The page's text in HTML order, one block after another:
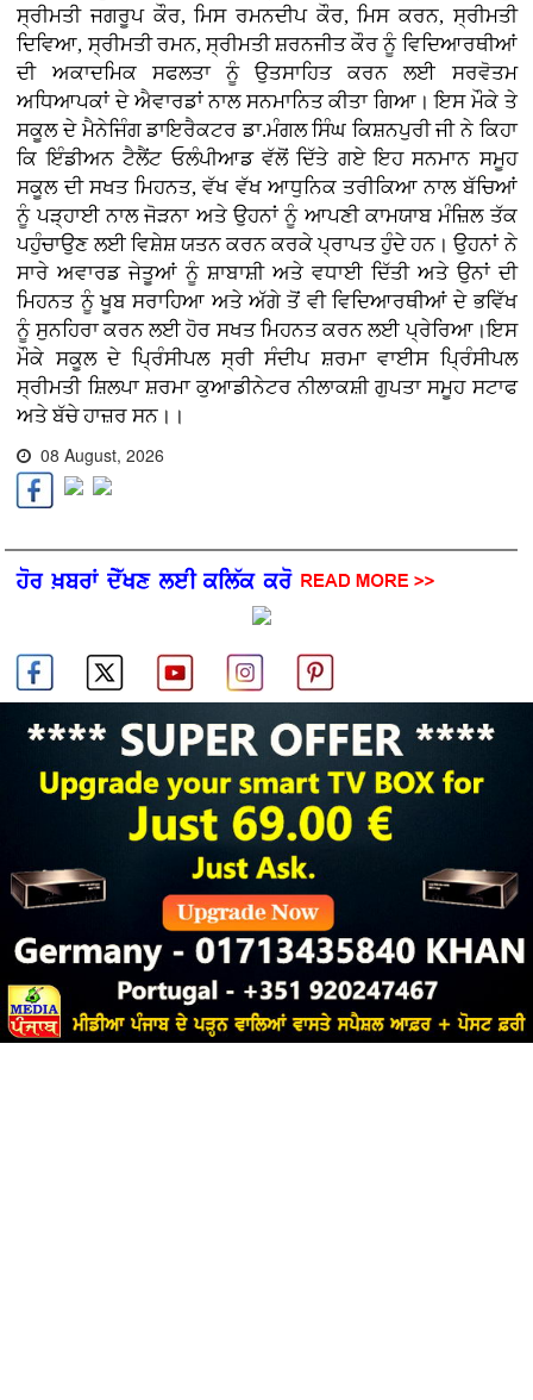
ਸ੍ਰੀਮਤੀ ਜਗਰੂਪ ਕੌਰ, ਮਿਸ ਰਮਨਦੀਪ ਕੌਰ, ਮਿਸ ਕਰਨ, ਸ੍ਰੀਮਤੀ
ਦਿਵਿਆ, ਸ੍ਰੀਮਤੀ ਰਮਨ, ਸ੍ਰੀਮਤੀ ਸ਼ਰਨਜੀਤ ਕੌਰ ਨੂੰ ਵਿਦਿਆਰਥੀਆਂ
ਦੀ ਅਕਾਦਮਿਕ ਸਫਲਤਾ ਨੂੰ ਉਤਸਾਹਿਤ ਕਰਨ ਲਈ ਸਰਵੋਤਮ
ਅਧਿਆਪਕਾਂ ਦੇ ਐਵਾਰਡਾਂ ਨਾਲ ਸਨਮਾਨਿਤ ਕੀਤਾ ਗਿਆ। ਇਸ ਮੌਕੇ ਤੇ
ਸਕੂਲ ਦੇ ਮੈਨੇਜਿੰਗ ਡਾਇਰੈਕਟਰ ਡਾ.ਮੰਗਲ ਸਿੰਘ ਕਿਸ਼ਨਪੁਰੀ ਜੀ ਨੇ ਕਿਹਾ
ਕਿ ਇੰਡੀਅਨ ਟੈਲੈਂਟ ਓਲੰਪੀਆਡ ਵੱਲੋਂ ਦਿੱਤੇ ਗਏ ਇਹ ਸਨਮਾਨ ਸਮੂਹ
ਸਕੂਲ ਦੀ ਸਖਤ ਮਿਹਨਤ, ਵੱਖ ਵੱਖ ਆਧੁਨਿਕ ਤਰੀਕਿਆ ਨਾਲ ਬੱਚਿਆਂ
ਨੂੰ ਪੜ੍ਹਾਈ ਨਾਲ ਜੋੜਨਾ ਅਤੇ ਉਹਨਾਂ ਨੂੰ ਆਪਣੀ ਕਾਮਯਾਬ ਮੰਜ਼ਿਲ ਤੱਕ
ਪਹੁੰਚਾਉਣ ਲਈ ਵਿਸ਼ੇਸ਼ ਯਤਨ ਕਰਨ ਕਰਕੇ ਪ੍ਰਾਪਤ ਹੁੰਦੇ ਹਨ। ਉਹਨਾਂ ਨੇ
ਸਾਰੇ ਅਵਾਰਡ ਜੇਤੂਆਂ ਨੂੰ ਸ਼ਾਬਾਸ਼ੀ ਅਤੇ ਵਧਾਈ ਦਿੱਤੀ ਅਤੇ ਉਨਾਂ ਦੀ
ਮਿਹਨਤ ਨੂੰ ਖੂਬ ਸਰਾਹਿਆ ਅਤੇ ਅੱਗੇ ਤੋਂ ਵੀ ਵਿਦਿਆਰਥੀਆਂ ਦੇ ਭਵਿੱਖ
ਨੂੰ ਸੁਨਹਿਰਾ ਕਰਨ ਲਈ ਹੋਰ ਸਖਤ ਮਿਹਨਤ ਕਰਨ ਲਈ ਪ੍ਰੇਰਿਆ।ਇਸ
ਮੌਕੇ ਸਕੂਲ ਦੇ ਪ੍ਰਿੰਸੀਪਲ ਸ੍ਰੀ ਸੰਦੀਪ ਸ਼ਰਮਾ ਵਾਈਸ ਪ੍ਰਿੰਸੀਪਲ
ਸ੍ਰੀਮਤੀ ਸ਼ਿਲਪਾ ਸ਼ਰਮਾ ਕੁਆਡੀਨੇਟਰ ਨੀਲਾਕਸ਼ੀ ਗੁਪਤਾ ਸਮੂਹ ਸਟਾਫ
ਅਤੇ ਬੱਚੇ ਹਾਜ਼ਰ ਸਨ।।
08 August, 2026